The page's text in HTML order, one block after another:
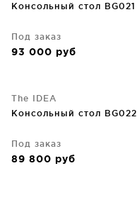
Консольный стол BG021
Под заказ
93 000 руб
The IDEA
Консольный стол BG022
Под заказ
89 800 руб